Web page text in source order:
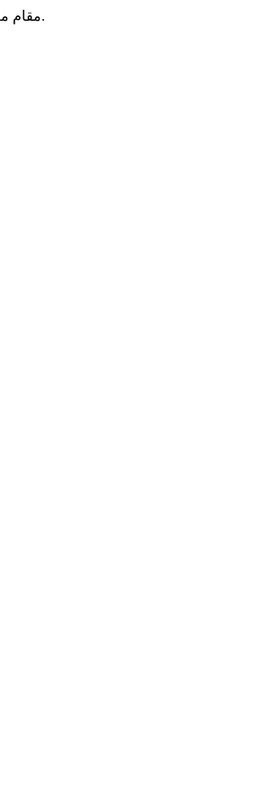
مقام معظم رهبری: در طول تاریخ، رنگ های گوناگون بر سیاست این کشور پهناور سایه افکند؛ اما رنگ ثابت مردم گیلان، رنگ ایمان بود.